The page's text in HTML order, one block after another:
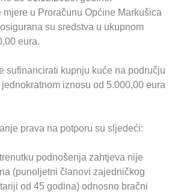
mjere u Proračunu Općine Markušica
su sredstva u ukupnom
eura.
sufinancirati kupnju kuće na području
iznosu od 5.000,00 eura
prava na potporu su sljedeći:
podnošenja zahtjeva nije
(punoljetni članovi zajedničkog
od 45 godina) odnosno bračni